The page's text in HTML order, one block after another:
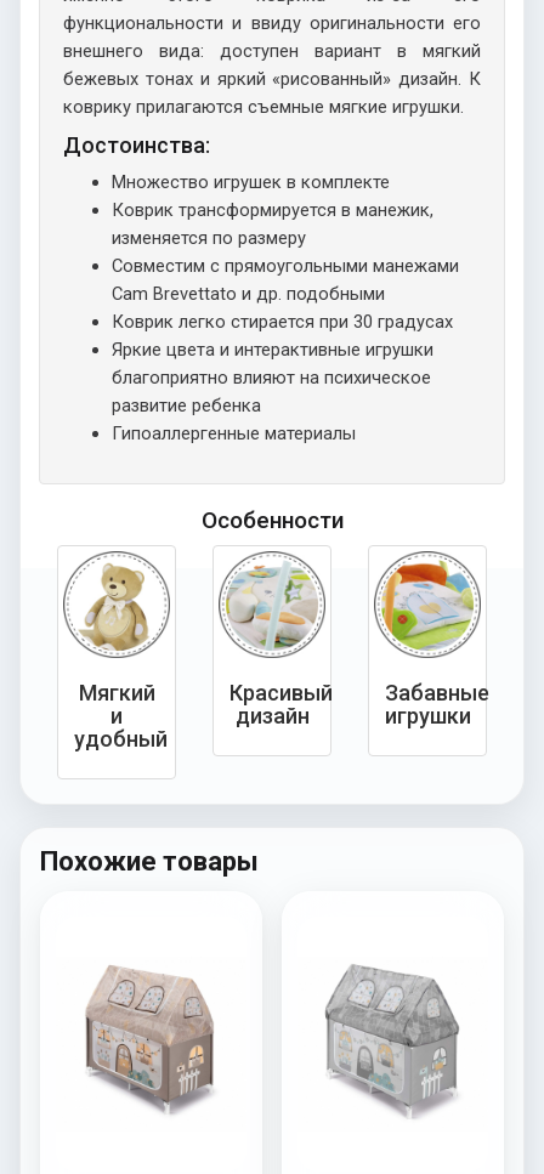
функциональности и ввиду оригинальности его
внешнего вида: доступен вариант в мягкий
бежевых тонах и яркий «рисованный» дизайн. К
коврику прилагаются съемные мягкие игрушки.
Достоинства:
Множество игрушек в комплекте
Коврик трансформируется в манежик,
изменяется по размеру
Совместим с прямоугольными манежами
Cam Brevettato и др. подобными
Коврик легко стирается при 30 градусах
Яркие цвета и интерактивные игрушки
благоприятно влияют на психическое
развитие ребенка
Гипоаллергенные материалы
Особенности
Мягкий
и
удобный
Красивый
дизайн
Забавные
игрушки
Похожие товары